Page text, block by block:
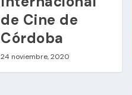
de Cine de
Córdoba
24 noviembre, 2020